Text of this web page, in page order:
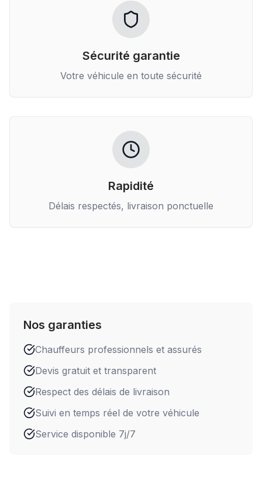
Sécurité garantie
Votre véhicule en toute sécurité
Rapidité
Délais respectés, livraison ponctuelle
Nos garanties
Chauffeurs professionnels et assurés
Devis gratuit et transparent
Respect des délais de livraison
Suivi en temps réel de votre véhicule
Service disponible 7j/7